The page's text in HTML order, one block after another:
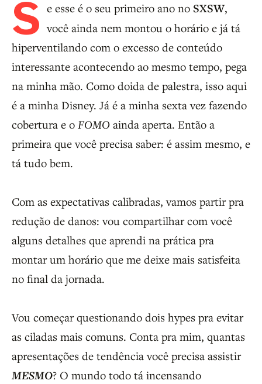
S e esse é o seu primeiro ano no SXSW,
você ainda nem montou o horário e já tá
hiperventilando com o excesso de conteúdo
interessante acontecendo ao mesmo tempo, pega
na minha mão. Como doida de palestra, isso aqui
é a minha Disney. Já é a minha sexta vez fazendo
cobertura e o FOMO ainda aperta. Então a
primeira que você precisa saber: é assim mesmo, e
tá tudo bem.
Com as expectativas calibradas, vamos partir pra
redução de danos: vou compartilhar com você
alguns detalhes que aprendi na prática pra
montar um horário que me deixe mais satisfeita
no final da jornada.
Vou começar questionando dois hypes pra evitar
as ciladas mais comuns. Conta pra mim, quantas
apresentações de tendência você precisa assistir
MESMO? O mundo todo tá incensando